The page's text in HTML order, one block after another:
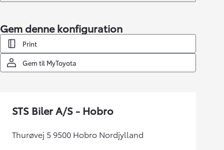
Gem denne konfiguration
Print
Gem til MyToyota
STS Biler A/S - Hobro
Thurøvej 5 9500 Hobro Nordjylland